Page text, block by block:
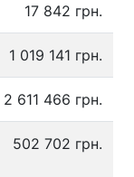
17 842 грн.
1 019 141 грн.
2 611 466 грн.
502 702 грн.